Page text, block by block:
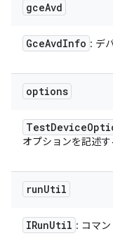
gceAvd
GceAvdInfo : デ
options
TestDevice
オプションを記述す
runUtil
IRunUtil : コマ